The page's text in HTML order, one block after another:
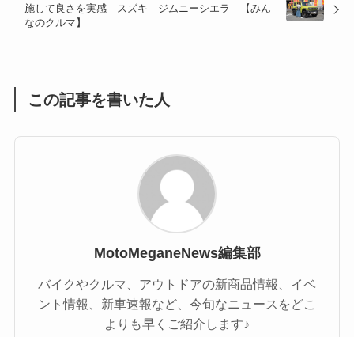
施して良さを実感 スズキ ジムニーシエラ 【みん
なのクルマ】
この記事を書いた人
MotoMeganeNews編集部
バイクやクルマ、アウトドアの新商品情報、イベ
ント情報、新車速報など、今旬なニュースをどこ
よりも早くご紹介します♪